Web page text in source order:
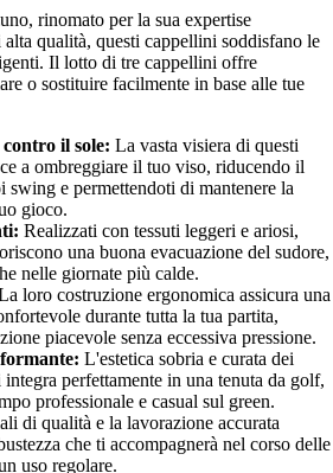
rinomato per la sua expertise
qualità, questi cappellini soddisfano le
Il lotto di tre cappellini offre
o sostituire facilmente in base alle tue
il sole: La vasta visiera di questi
a ombreggiare il tuo viso, riducendo il
swing e permettendoti di mantenere la
gioco.
Realizzati con tessuti leggeri e ariosi,
una buona evacuazione del sudore,
nelle giornate più calde.
loro costruzione ergonomica assicura una
durante tutta la tua partita,
piacevole senza eccessiva pressione.
L'estetica sobria e curata dei
perfettamente in una tenuta da golf,
professionale e casual sul green.
di qualità e la lavorazione accurata
che ti accompagnerà nel corso delle
uso regolare.